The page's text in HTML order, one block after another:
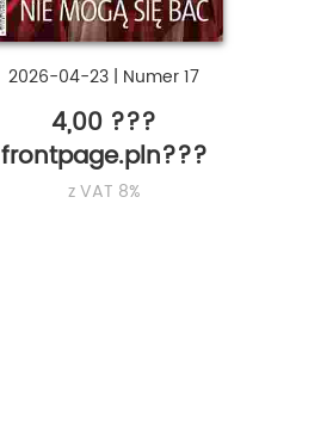
2026-04-23 | Numer 17
4,00 ???
frontpage.pln???
z VAT 8%